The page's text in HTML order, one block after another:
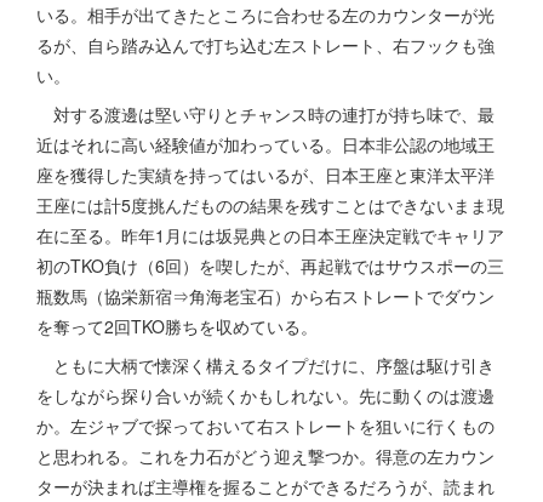
いる。相手が出てきたところに合わせる左のカウンターが光
るが、自ら踏み込んで打ち込む左ストレート、右フックも強
い。
対する渡邊は堅い守りとチャンス時の連打が持ち味で、最
近はそれに高い経験値が加わっている。日本非公認の地域王
座を獲得した実績を持ってはいるが、日本王座と東洋太平洋
王座には計5度挑んだものの結果を残すことはできないまま現
在に至る。昨年1月には坂晃典との日本王座決定戦でキャリア
初のTKO負け（6回）を喫したが、再起戦ではサウスポーの三
瓶数馬（協栄新宿⇒角海老宝石）から右ストレートでダウン
を奪って2回TKO勝ちを収めている。
ともに大柄で懐深く構えるタイプだけに、序盤は駆け引き
をしながら探り合いが続くかもしれない。先に動くのは渡邊
か。左ジャブで探っておいて右ストレートを狙いに行くもの
と思われる。これを力石がどう迎え撃つか。得意の左カウン
ターが決まれば主導権を握ることができるだろうが、読まれ